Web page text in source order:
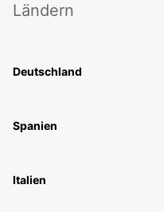
Ländern
Deutschland
Spanien
Italien